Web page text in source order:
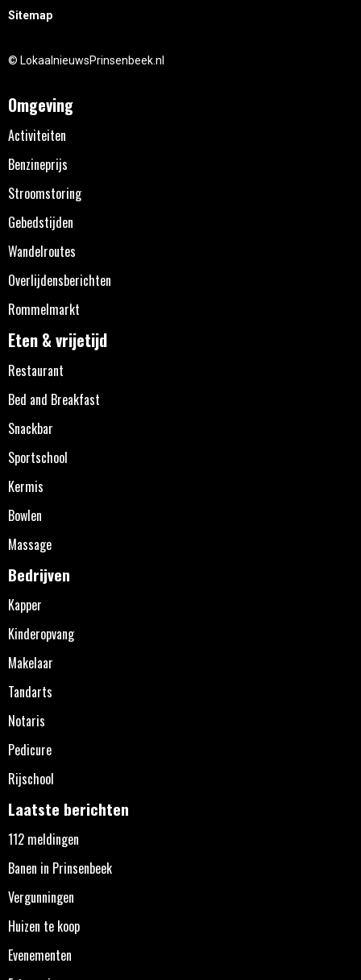
Sitemap
© LokaalnieuwsPrinsenbeek.nl
Omgeving
Activiteiten
Benzineprijs
Stroomstoring
Gebedstijden
Wandelroutes
Overlijdensberichten
Rommelmarkt
Eten & vrijetijd
Restaurant
Bed and Breakfast
Snackbar
Sportschool
Kermis
Bowlen
Massage
Bedrijven
Kapper
Kinderopvang
Makelaar
Tandarts
Notaris
Pedicure
Rijschool
Laatste berichten
112 meldingen
Banen in Prinsenbeek
Vergunningen
Huizen te koop
Evenementen